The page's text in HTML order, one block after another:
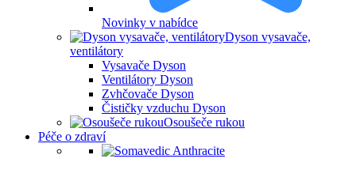
Novinky v nabídce
Dyson vysavače,
ventilátory
Vysavače Dyson
Ventilátory Dyson
Zvhčovače Dyson
Čističky vzduchu Dyson
Osoušeče rukou
Péče o zdraví